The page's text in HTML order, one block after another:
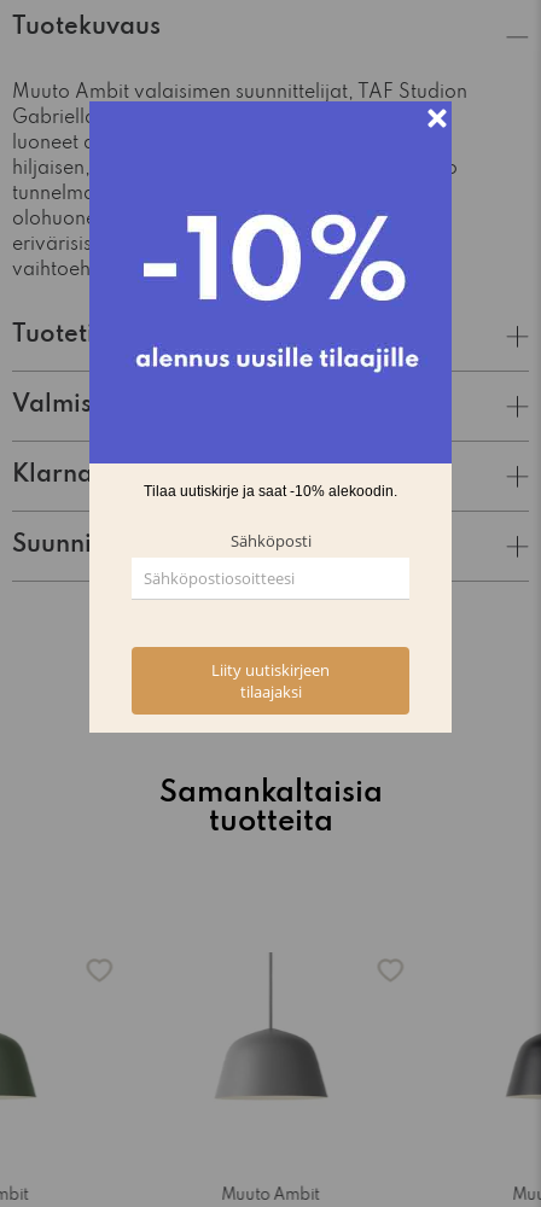
Tuotekuvaus
Muuto Ambit valaisimen suunnittelijat, TAF Studion
Gabriella Gustafson ja Mattias Ståhlbom ovat
luoneet alumiinista kevyen, muotokieleltään
hiljaisen, mutta vaikuttavan valaisimen. Ambit luo
tunnelmallisen valaistuksen ruokailutilan tai
olohuoneen pöydän päälle asetettuna. Useista
erivärisistä ja -kokoisista valaisimista löytyy
vaihtoehto monenlaiseen tilaan.
Tuotetiedot
Valmistaja
Klarna Lasku & Tili
Suunnittelija
Samankaltaisia
tuotteita
Muuto Ambit